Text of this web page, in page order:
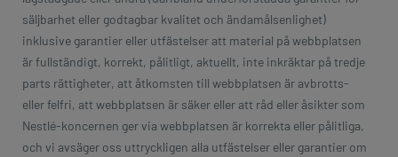
säljbarhet eller godtagbar kvalitet och ändamålsenlighet)
inklusive garantier eller utfästelser att material på webbplatsen
är fullständigt, korrekt, pålitligt, aktuellt, inte inkräktar på tredje
parts rättigheter, att åtkomsten till webbplatsen är avbrotts-
eller felfri, att webbplatsen är säker eller att råd eller åsikter som
Nestlé-koncernen ger via webbplatsen är korrekta eller pålitliga,
och vi avsäger oss uttryckligen alla utfästelser eller garantier om